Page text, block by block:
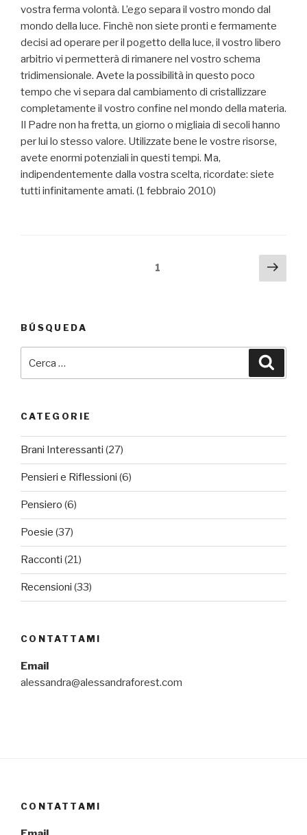
vostra ferma volontà. L’ego separa il vostro mondo dal
mondo della luce. Finchè non siete pronti e fermamente
decisi ad operare per il pogetto della luce, il vostro libero
arbitrio vi permetterà di rimanere nel vostro schema
tridimensionale. Avete la possibilità in questo poco
tempo che vi separa dal cambiamento di cristallizzare
completamente il vostro confine nel mondo della materia.
Il Padre non ha fretta, un giorno o migliaia di secoli hanno
per lui lo stesso valore. Utilizzate bene le vostre risorse,
avete enormi potenziali in questi tempi. Ma,
indipendentemente dalla vostra scelta, ricordate: siete
tutti infinitamente amati. (1 febbraio 2010)
1
BÚSQUEDA
CATEGORIE
Brani Interessanti (27)
Pensieri e Riflessioni (6)
Pensiero (6)
Poesie (37)
Racconti (21)
Recensioni (33)
CONTATTAMI
Email
alessandra@alessandraforest.com
CONTATTAMI